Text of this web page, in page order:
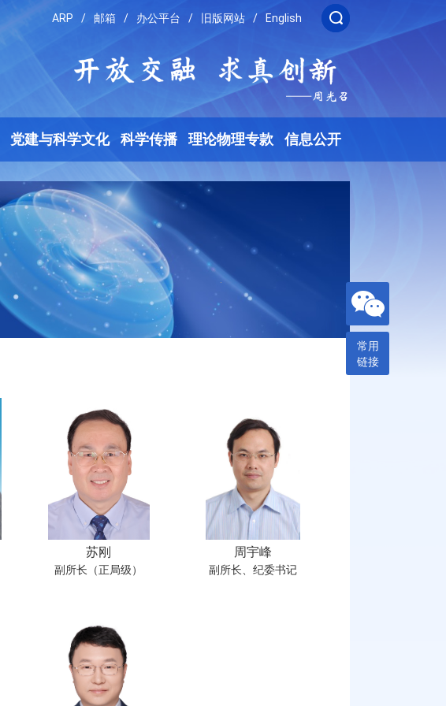
ARP / 邮箱 / 办公平台 / 旧版网站 / English
党建与科学文化 科学传播 理论物理专款 信息公开
苏刚
副所长（正局级）
周宇峰
副所长、纪委书记
常用
链接